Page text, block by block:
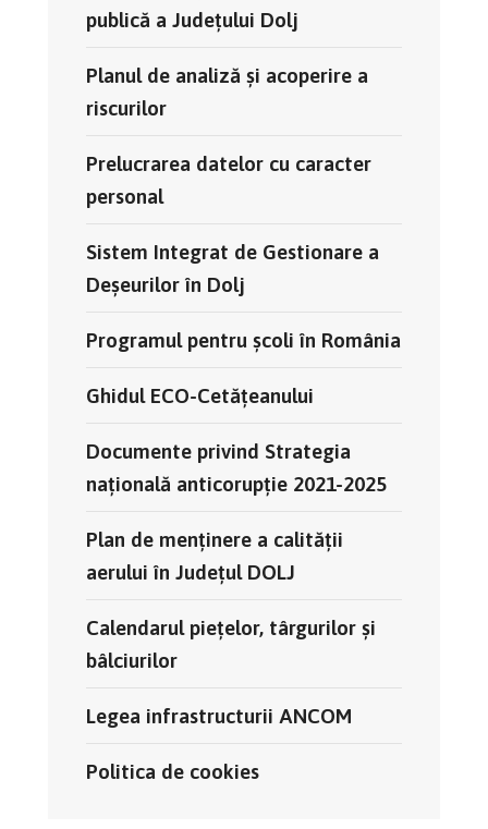
publică a Județului Dolj
Planul de analiză și acoperire a
riscurilor
Prelucrarea datelor cu caracter
personal
Sistem Integrat de Gestionare a
Deșeurilor în Dolj
Programul pentru școli în România
Ghidul ECO-Cetățeanului
Documente privind Strategia
națională anticorupție 2021-2025
Plan de menținere a calității
aerului în Județul DOLJ
Calendarul pieţelor, târgurilor şi
bâlciurilor
Legea infrastructurii ANCOM
Politica de cookies